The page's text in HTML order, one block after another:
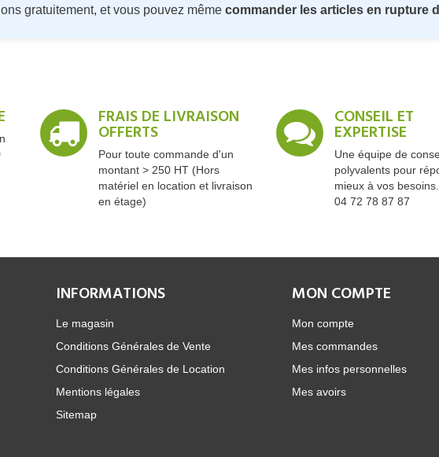
gratuitement, et vous pouvez même commander les articles en rupture
FRAIS DE LIVRAISON
OFFERTS
Pour toute commande d'un
montant > 250 HT (Hors
matériel en location et livraison
en étage)
CONSEIL ET
EXPERTISE
Une équipe de
polyvalents pour
mieux à vos
04 72 78 87 87
INFORMATIONS
Le magasin
Conditions Générales de Vente
Conditions Générales de Location
Mentions légales
Sitemap
MON COMPTE
Mon compte
Mes commandes
Mes infos personnelles
Mes avoirs